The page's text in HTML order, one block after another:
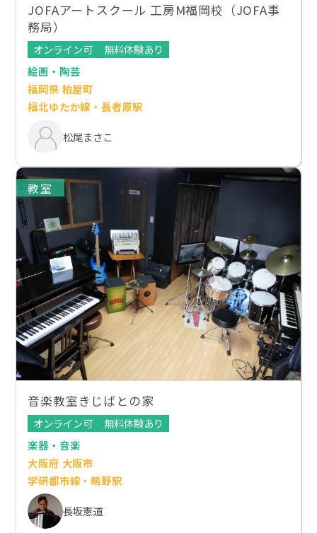
JOFAアートスクール 工房M福岡校（JOFA事
務局）
オンライン可
無料体験あり
絵画・陶芸
福岡県 粕屋町
福北ゆたか線・長者原駅
松尾まさこ
教室
音楽教室きじばとの家
オンライン可
無料体験あり
楽器・音楽
大阪府 大阪市
学研都市線・鴫野駅
長坂憲道